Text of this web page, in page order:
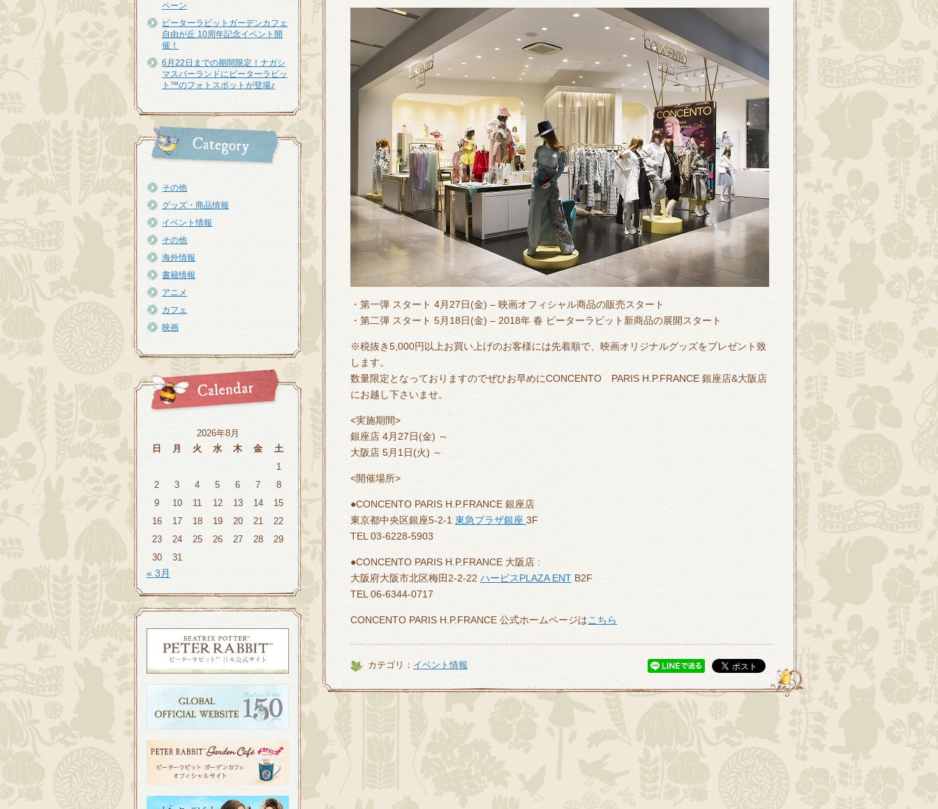
ペーン
ピーターラビットガーデンカフェ
自由が丘 10周年記念イベント開
催！
6月22日までの期間限定！ナガシ
マスパーランドにピーターラビッ
ト™のフォトスポットが登場♪
その他
グッズ・商品情報
イベント情報
その他
海外情報
書籍情報
アニメ
カフェ
映画
2026年8月
日
月 火 水 木 金
土
1
2
3 4 5 6 7
8
9
10 11 12 13 14
15
16
17 18 19 20 21
22
23
24 25 26 27 28
29
30
31
« 3月
・第一弾 スタート 4月27日(金) – 映画オフィシャル商品の販売スタート
・第二弾 スタート 5月18日(金) – 2018年 春 ピーターラビット新商品の展開スタート
※税抜き5,000円以上お買い上げのお客様には先着順で、映画オリジナルグッズをプレゼント致
します。
数量限定となっておりますのでぜひお早めにCONCENTO PARIS H.P.FRANCE 銀座店&大阪店
にお越し下さいませ。
<実施期間>
銀座店 4月27日(金) ～
大阪店 5月1日(火) ～
<開催場所>
●CONCENTO PARIS H.P.FRANCE 銀座店
東京都中央区銀座5-2-1 東急プラザ銀座 3F
TEL 03-6228-5903
●CONCENTO PARIS H.P.FRANCE 大阪店 :
大阪府大阪市北区梅田2-2-22 ハービスPLAZA ENT B2F
TEL 06-6344-0717
CONCENTO PARIS H.P.FRANCE 公式ホームページはこちら
カテゴリ： イベント情報